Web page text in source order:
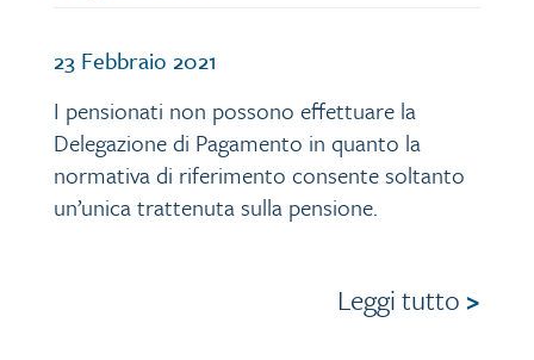
23 Febbraio 2021
I pensionati non possono effettuare la
Delegazione di Pagamento in quanto la
normativa di riferimento consente soltanto
un’unica trattenuta sulla pensione.
Leggi tutto >